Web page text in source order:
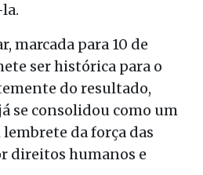
marcada para 10 de
ser histórica para o
do resultado,
se consolidou como um
da força das
direitos humanos e